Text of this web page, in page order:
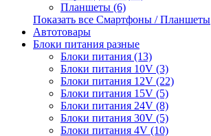
Планшеты (6)
Показать все Смартфоны / Планшеты
Автотовары
Блоки питания разные
Блоки питания (13)
Блоки питания 10V (3)
Блоки питания 12V (22)
Блоки питания 15V (5)
Блоки питания 24V (8)
Блоки питания 30V (5)
Блоки питания 4V (10)